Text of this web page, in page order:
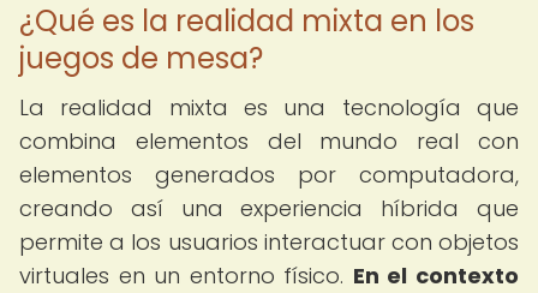
¿Qué es la realidad mixta en los
juegos de mesa?
La realidad mixta es una tecnología que
combina elementos del mundo real con
elementos generados por computadora,
creando así una experiencia híbrida que
permite a los usuarios interactuar con objetos
virtuales en un entorno físico. En el contexto